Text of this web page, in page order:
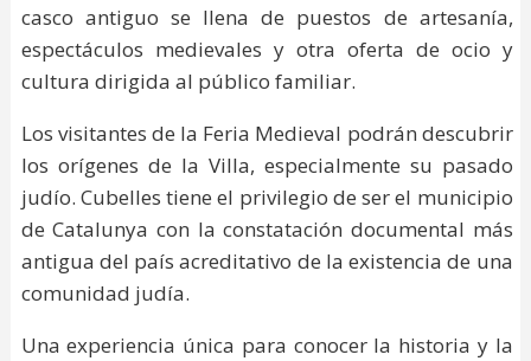
casco antiguo se llena de puestos de artesanía,
espectáculos medievales y otra oferta de ocio y
cultura dirigida al público familiar.
Los visitantes de la Feria Medieval podrán descubrir
los orígenes de la Villa, especialmente su pasado
judío. Cubelles tiene el privilegio de ser el municipio
de Catalunya con la constatación documental más
antigua del país acreditativo de la existencia de una
comunidad judía.
Una experiencia única para conocer la historia y la